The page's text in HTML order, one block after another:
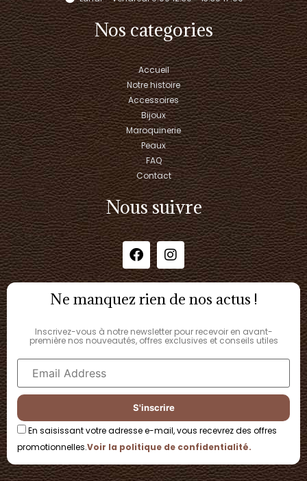
Nos categories
Accueil
Notre histoire
Accessoires
Bijoux
Maroquinerie
Peaux
FAQ
Contact
Nous suivre
Ne manquez rien de nos actus !
Inscrivez-vous à notre newsletter pour recevoir en avant-
première nos nouveautés, offres exclusives et conseils utiles
En saisissant votre adresse e-mail, vous recevrez des offres
promotionnelles.Voir la politique de confidentialité.